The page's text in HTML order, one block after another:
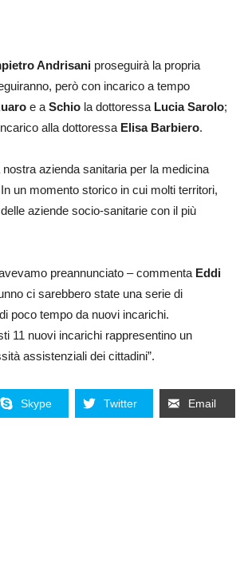
Andrisani proseguirà la propria
però con incarico a tempo
e a Schio la dottoressa Lucia Sarolo;
alla dottoressa Elisa Barbiero.
azienda sanitaria per la medicina
un momento storico in cui molti territori,
aziende socio-sanitarie con il più
preannunciato – commenta Eddi
ci sarebbero state una serie di
poco tempo da nuovi incarichi.
11 nuovi incarichi rappresentino un
assistenziali dei cittadini”.
Skype Twitter Email